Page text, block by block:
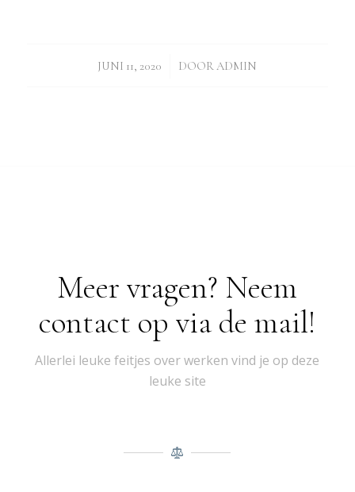
JUNI 11, 2020
/ DOORADMIN
Meer vragen? Neem
contact op via de mail!
Allerlei leuke feitjes over werken vind je op deze
leuke site